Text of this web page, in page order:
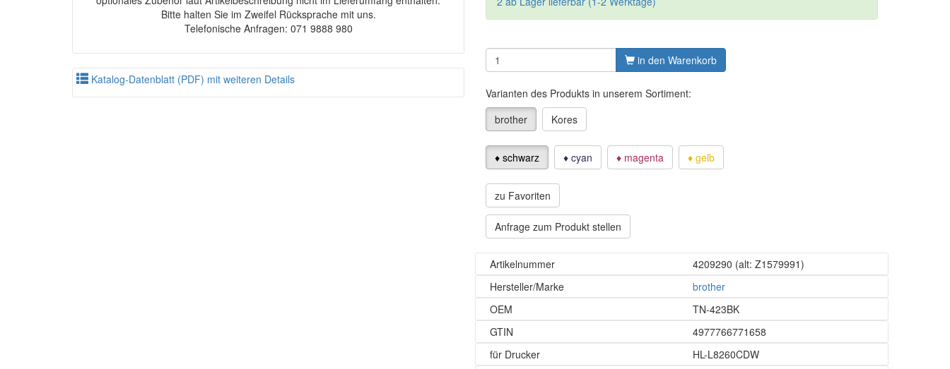
Bitte halten Sie im Zweifel Rücksprache mit uns.
Telefonische Anfragen: 071 9888 980
Katalog-Datenblatt (PDF) mit weiteren Details
in den Warenkorb
Varianten des Produkts in unserem Sortiment:
brother
Kores
♦ schwarz ♦ cyan ♦ magenta ♦ gelb
zu Favoriten
Anfrage zum Produkt stellen
Artikelnummer 4209290 (alt: Z1579991)
Hersteller/Marke
brother
OEM
TN-423BK
GTIN
4977766771658
für Drucker
HL-L8260CDW